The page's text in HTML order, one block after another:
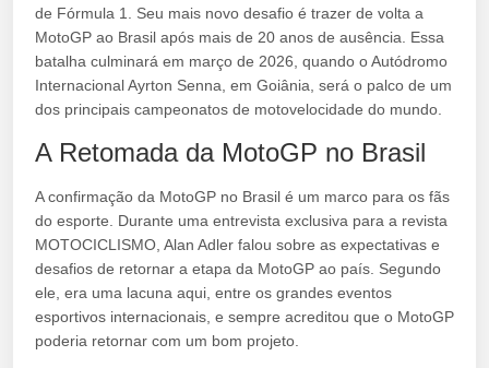
de Fórmula 1. Seu mais novo desafio é trazer de volta a
MotoGP ao Brasil após mais de 20 anos de ausência. Essa
batalha culminará em março de 2026, quando o Autódromo
Internacional Ayrton Senna, em Goiânia, será o palco de um
dos principais campeonatos de motovelocidade do mundo.
A Retomada da MotoGP no Brasil
A confirmação da MotoGP no Brasil é um marco para os fãs
do esporte. Durante uma entrevista exclusiva para a revista
MOTOCICLISMO, Alan Adler falou sobre as expectativas e
desafios de retornar a etapa da MotoGP ao país. Segundo
ele, era uma lacuna aqui, entre os grandes eventos
esportivos internacionais, e sempre acreditou que o MotoGP
poderia retornar com um bom projeto.